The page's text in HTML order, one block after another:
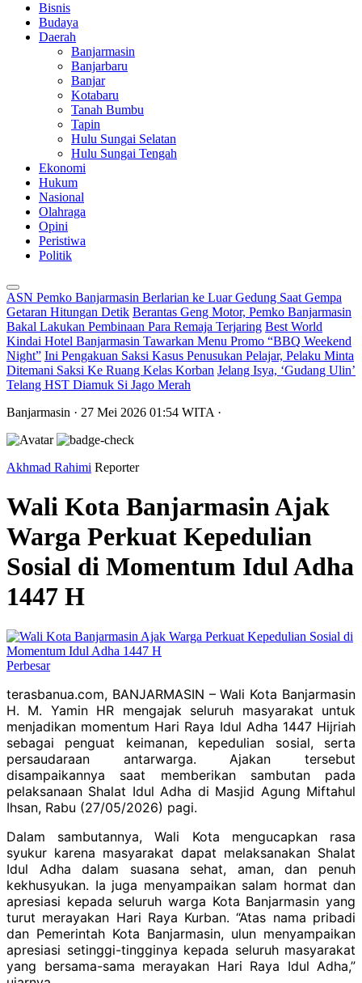
Bisnis
Budaya
Daerah
Banjarmasin
Banjarbaru
Banjar
Kotabaru
Tanah Bumbu
Tapin
Hulu Sungai Selatan
Hulu Sungai Tengah
Ekonomi
Hukum
Nasional
Olahraga
Opini
Peristiwa
Politik
ASN Pemko Banjarmasin Berlarian ke Luar Gedung Saat Gempa
Getaran Hitungan Detik Berantas Geng Motor, Pemko Banjarmasin
Bakal Lakukan Pembinaan Para Remaja Terjaring Best World
Kindai Hotel Banjarmasin Tawarkan Menu Promo “BBQ Weekend
Night” Ini Pengakuan Saksi Kasus Penusukan Pelajar, Pelaku Minta
Ditemani Saksi Ke Ruang Kelas Korban Jelang Isya, ‘Gudang Ulin’
Telang HST Diamuk Si Jago Merah
Banjarmasin · 27 Mei 2026 01:54 WITA ·
Akhmad Rahimi Reporter
Wali Kota Banjarmasin Ajak
Warga Perkuat Kepedulian
Sosial di Momentum Idul Adha
1447 H
Perbesar
terasbanua.com, BANJARMASIN – Wali Kota Banjarmasin
H. M. Yamin HR mengajak seluruh masyarakat untuk
menjadikan momentum Hari Raya Idul Adha 1447 Hijriah
sebagai penguat keimanan, kepedulian sosial, serta
persaudaraan antarwarga. Ajakan tersebut
disampaikannya saat memberikan sambutan pada
pelaksanaan Shalat Idul Adha di Masjid Agung Miftahul
Ihsan, Rabu (27/05/2026) pagi.
Dalam sambutannya, Wali Kota mengucapkan rasa
syukur karena masyarakat dapat melaksanakan Shalat
Idul Adha dalam suasana sehat, aman, dan penuh
kekhusyukan. Ia juga menyampaikan salam hormat dan
apresiasi kepada seluruh warga Kota Banjarmasin yang
turut merayakan Hari Raya Kurban. “Atas nama pribadi
dan Pemerintah Kota Banjarmasin, ulun menyampaikan
apresiasi setinggi-tingginya kepada seluruh masyarakat
yang bersama-sama merayakan Hari Raya Idul Adha,”